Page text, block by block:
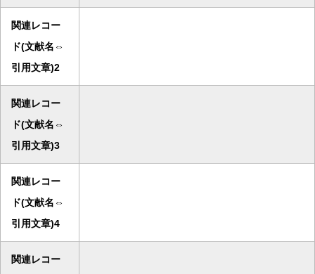
関連レコー
ド(文献名⇔
引用文章)2
関連レコー
ド(文献名⇔
引用文章)3
関連レコー
ド(文献名⇔
引用文章)4
関連レコー